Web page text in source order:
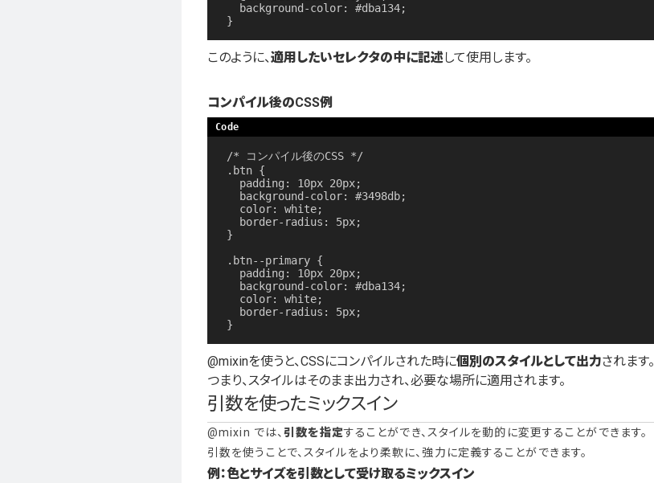
}
このように、適用したいセレクタの中に記述して使用します。
コンパイル後のCSS例
/* コンパイル後のCSS */
.btn {
}
.btn--primary {
}
@mixinを使うと、CSSにコンパイルされた時に個別のスタイルとして出力されます。
つまり、スタイルはそのまま出力され、必要な場所に適用されます。
引数を使ったミックスイン
@mixin では、引数を指定することができ、スタイルを動的に変更することができます。
引数を使うことで、スタイルをより柔軟に、強力に定義することができます。
例：色とサイズを引数として受け取るミックスイン